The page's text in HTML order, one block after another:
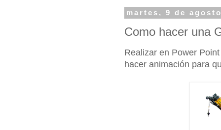
martes, 9 de
Como hacer una
Realizar en Power
hacer animación para